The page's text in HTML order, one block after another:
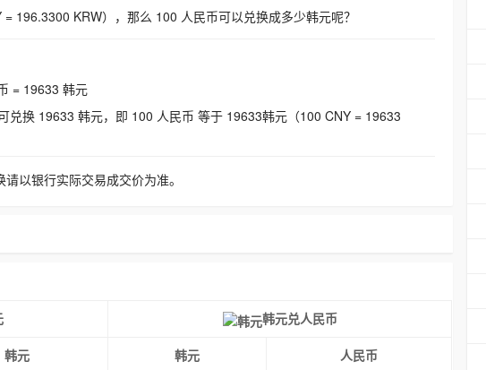
196.3300 KRW），那么 100 人民币可以兑换成多少韩元呢？
= 19633 韩元
兑换 19633 韩元，即 100 人民币 等于 19633韩元（100 CNY = 19633
以银行实际交易成交价为准。
韩元兑人民币
韩元 韩元
人民币